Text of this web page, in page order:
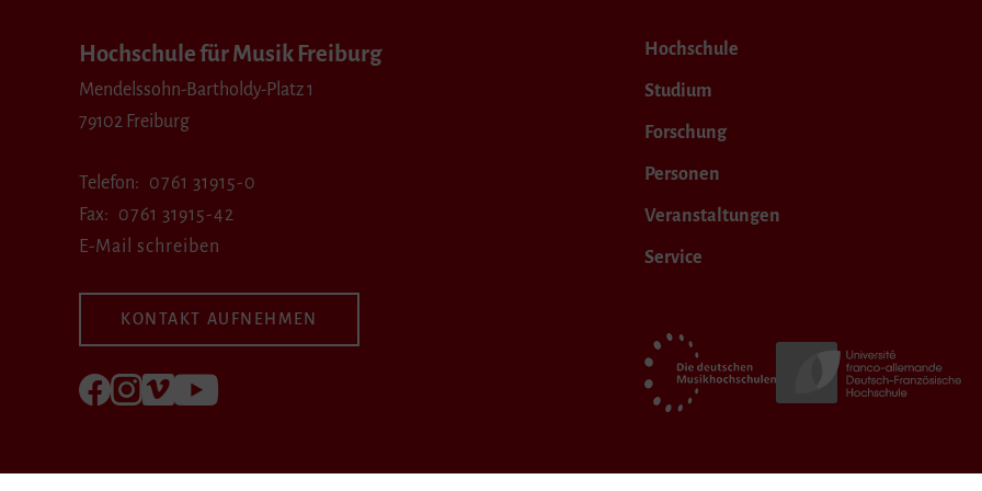
Hochschule für Musik Freiburg
Mendelssohn-Bartholdy-Platz 1
79102 Freiburg
Telefon
0761 31915-0
Fax
0761 31915-42
E-Mail schreiben
KONTAKT AUFNEHMEN
Folgen Sie uns auf Facebook
Folgen Sie uns auf Instagram
Besuchen Sie uns bei Vimeo
Besuchen Sie uns bei youtube
Hochschule
Studium
Forschung
Personen
Veranstaltungen
Service